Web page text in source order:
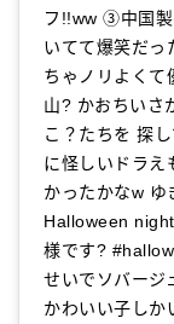
フ!!ww ③中国製
いてて爆笑だ
ちゃノリよく
山? かおちい
こ？たちを 探
に怪しいドラえ
かったかなw ゆ
Halloween
様です?
せいでソバージ
かわいい子しか